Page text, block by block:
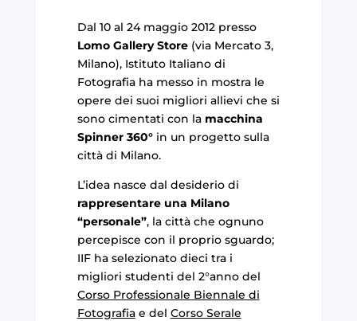
Dal 10 al 24 maggio 2012 presso
Lomo Gallery Store(via Mercato 3,
Milano), Istituto Italiano di
Fotografia ha messo in mostra le
opere dei suoi migliori allievi che si
sono cimentati con la macchina
Spinner 360°in un progetto sulla
città di Milano.
L’idea nasce dal desiderio di
rappresentare una Milano
“personale”, la città che ognuno
percepisce con il proprio sguardo;
IIF ha selezionato dieci tra i
migliori studenti del 2°anno del
Corso Professionale Biennale di
Fotografiae del Corso Serale